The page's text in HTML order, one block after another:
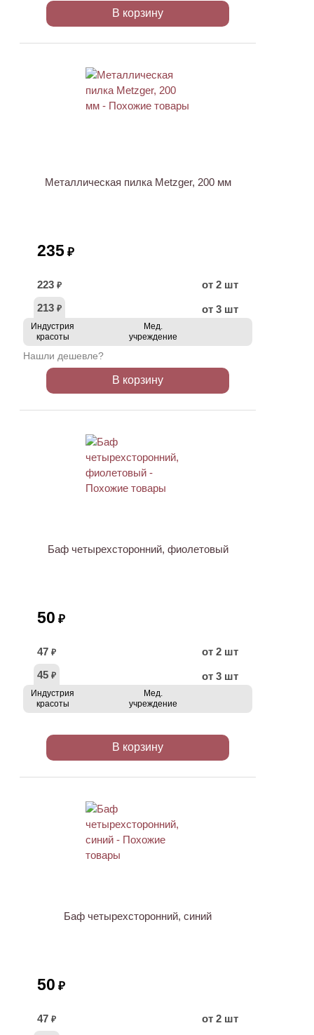
В корзину
Металлическая пилка Metzger, 200 мм
235 ₽
223 ₽
от 2 шт
213 ₽ от 3 шт
Индустрия
красоты
Мед.
учреждение
Нашли дешевле?
В корзину
Баф четырехсторонний, фиолетовый
50 ₽
47 ₽
от 2 шт
45 ₽ от 3 шт
Индустрия
красоты
Мед.
учреждение
В корзину
Баф четырехсторонний, синий
50 ₽
47 ₽
от 2 шт